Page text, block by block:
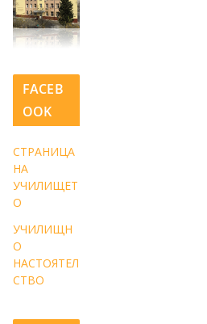
FACEB
OOK
СТРАНИЦА
НА
УЧИЛИЩЕТ
О
УЧИЛИЩН
О
НАСТОЯТЕЛ
СТВО